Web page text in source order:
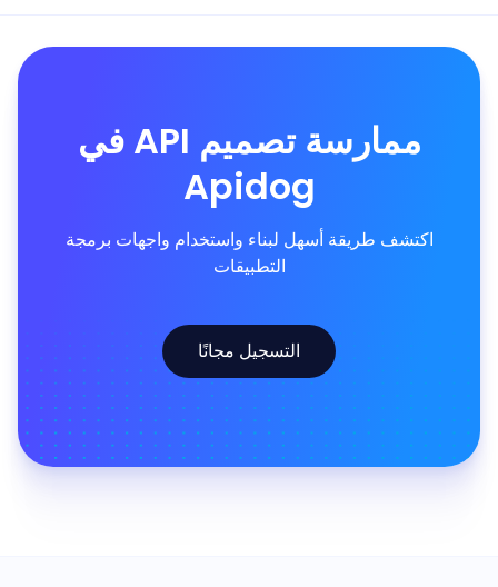
ممارسة تصميم API في
Apidog
اكتشف طريقة أسهل لبناء واستخدام واجهات برمجة
التطبيقات
التسجيل مجانًا